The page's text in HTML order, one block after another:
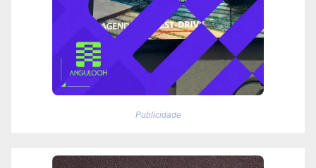
Publicidade